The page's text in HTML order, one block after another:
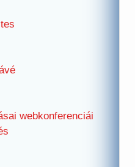
webkonferenciái